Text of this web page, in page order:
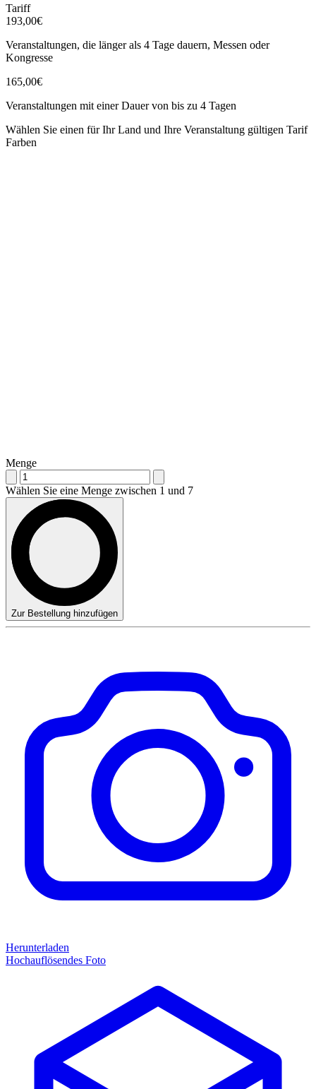
Tariff
193,00€
Veranstaltungen, die länger als 4 Tage dauern, Messen oder
Kongresse
165,00€
Veranstaltungen mit einer Dauer von bis zu 4 Tagen
Wählen Sie einen für Ihr Land und Ihre Veranstaltung gültigen Tarif
Farben
Menge
Wählen Sie eine Menge zwischen 1 und 7
Zur Bestellung hinzufügen
Herunterladen
Hochauflösendes Foto